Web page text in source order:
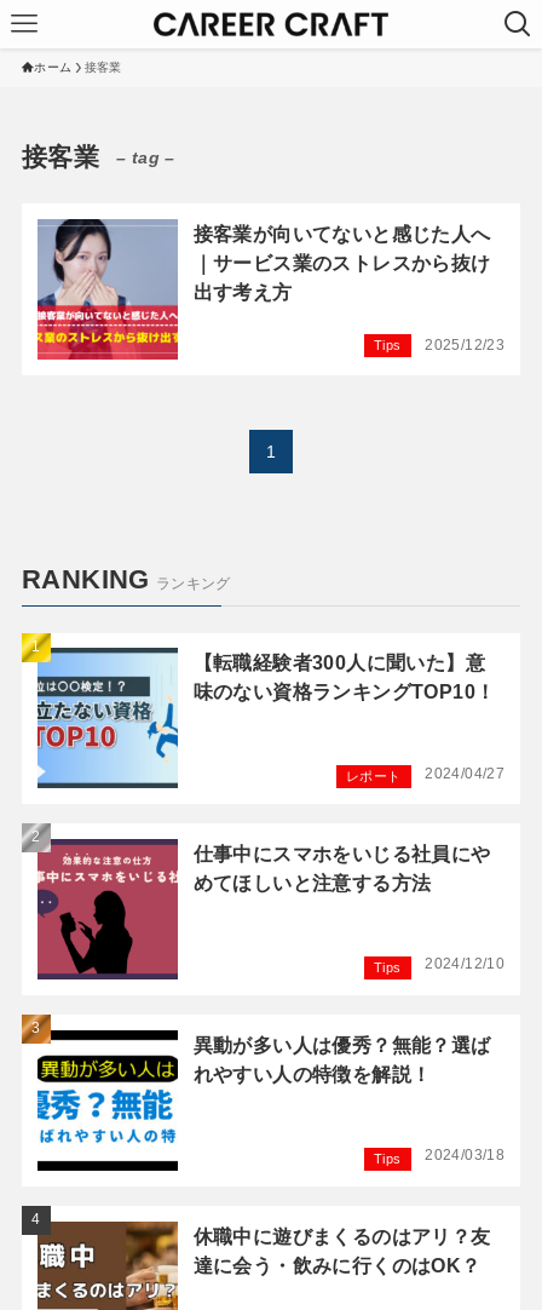
ホーム 接客業
接客業 – tag –
接客業が向いてないと感じた人へ
｜サービス業のストレスから抜け
出す考え方
2025/12/23
Tips
1
RANKING ランキング
【転職経験者300人に聞いた】意
味のない資格ランキングTOP10！
2024/04/27
レポート
仕事中にスマホをいじる社員にや
めてほしいと注意する方法
2024/12/10
Tips
異動が多い人は優秀？無能？選ば
れやすい人の特徴を解説！
2024/03/18
Tips
休職中に遊びまくるのはアリ？友
達に会う・飲みに行くのはOK？